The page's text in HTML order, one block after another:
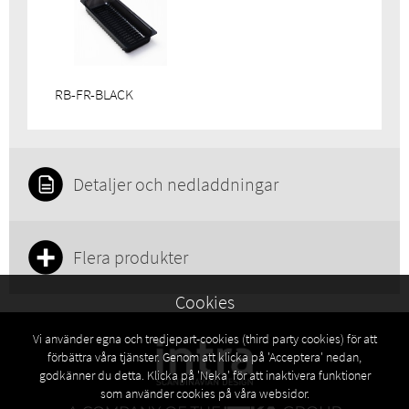
RB-FR-BLACK
Detaljer och nedladdningar
Flera produkter
Cookies
Vi använder egna och tredjepart-cookies (third party cookies) för att
förbättra våra tjänster. Genom att klicka på 'Acceptera' nedan,
godkänner du detta. Klicka på 'Neka' för att inaktivera funktioner
som använder cookies på våra websidor.